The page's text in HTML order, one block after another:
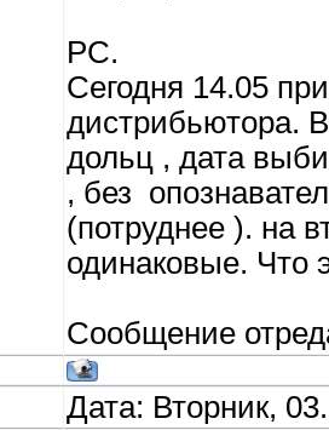
РС.
Сегодня 14.05
дистрибьютора.
дольц , дата
, без
(потруднее ). на
одинаковые. Что
Сообщение
Дата: Вторник,